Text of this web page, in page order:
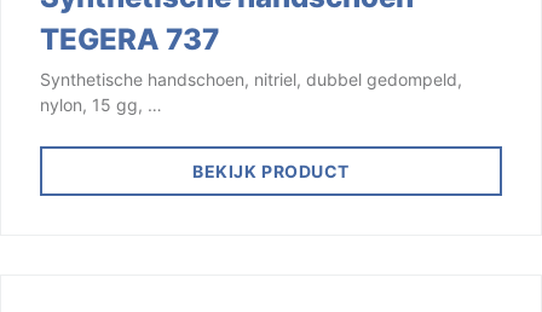
TEGERA 737
Synthetische handschoen, nitriel, dubbel gedompeld,
nylon, 15 gg, …
BEKIJK PRODUCT